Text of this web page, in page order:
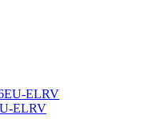
ELRV